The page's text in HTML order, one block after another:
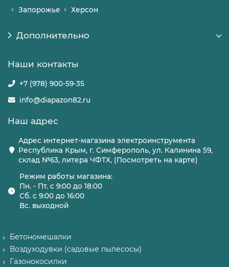
Запорожье
Херсон
Дополнительно
Наши контакты
+7 (978) 900-59-35
info@diapazon82.ru
Наш адрес
Адрес интернет-магазина электроинструмента
Республика Крым, г. Симферополь, ул. Калинина 59,
склад №63, литера ЧФТХ, (Посмотреть на карте)
Режим работы магазина:
Пн. - Пт. с 9:00 до 18:00
Сб. с 9:00 до 16:00
Вс. выходной
Бетономешалки
Воздуходувки (садовые пылесосы)
Газонокосилки